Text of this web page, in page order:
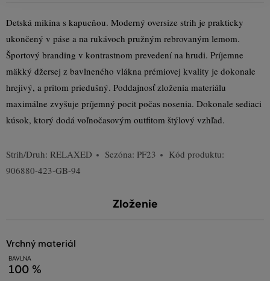
Detská mikina s kapucňou. Moderný oversize strih je prakticky
ukončený v páse a na rukávoch pružným rebrovaným lemom.
Športový branding v kontrastnom prevedení na hrudi. Príjemne
mäkký džersej z bavlneného vlákna prémiovej kvality je dokonale
hrejivý, a pritom priedušný. Poddajnosť zloženia materiálu
maximálne zvyšuje príjemný pocit počas nosenia. Dokonale sediaci
kúsok, ktorý dodá voľnočasovým outfitom štýlový vzhľad.
Strih/Druh: RELAXED Sezóna: PF23
Kód produktu:
906880-423-GB-94
Zloženie
vrchný materiál
BAVLNA
100 %